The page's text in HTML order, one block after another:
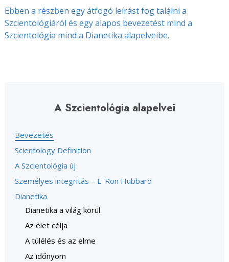
Ebben a részben egy átfogó leírást fog találni a
Szcientológiáról és egy alapos bevezetést mind a
Szcientológia mind a Dianetika alapelveibe.
A Szcientológia alapelvei
Bevezetés
Scientology Definition
A Szcientológia új
Személyes integritás – L. Ron Hubbard
Dianetika
Dianetika a világ körül
Az élet célja
A túlélés és az elme
Az időnyom